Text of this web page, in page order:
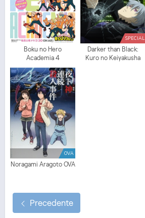
Boku no Hero
Academia 4
SPECIAL
Darker than Black:
Kuro no Keiyakusha
OVA
Noragami Aragoto OVA
Precedente